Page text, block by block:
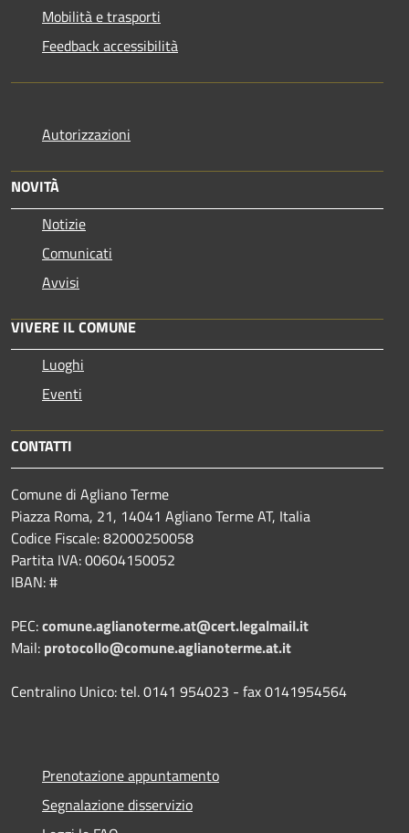
Mobilità e trasporti
Feedback accessibilità
Autorizzazioni
NOVITÀ
Notizie
Comunicati
Avvisi
VIVERE IL COMUNE
Luoghi
Eventi
CONTATTI
Comune di Agliano Terme
Piazza Roma, 21, 14041 Agliano Terme AT, Italia
Codice Fiscale: 82000250058
Partita IVA: 00604150052
IBAN: #
PEC:comune.aglianoterme.at@cert.legalmail.it
Mail: protocollo@comune.aglianoterme.at.it
Centralino Unico: tel. 0141 954023 - fax 0141954564
Prenotazione appuntamento
Segnalazione disservizio